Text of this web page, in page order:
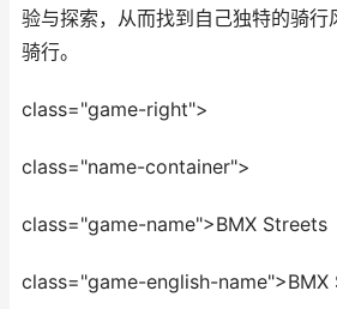
验与探索，从而找到自己独特的骑行
骑行。
class="game-right">
class="name-container">
class="game-name">BMX Streets
class="game-english-name">BMX